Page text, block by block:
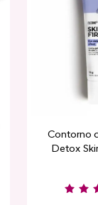
Contorno
Detox